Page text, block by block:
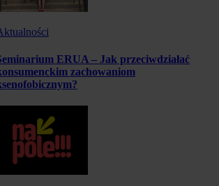
ERUA – Jak przeciwdziałać
zachowaniom